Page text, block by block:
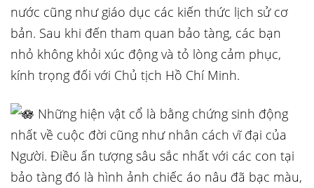
nước cũng như giáo dục các kiến thức lịch sử cơ
bản. Sau khi đến tham quan bảo tàng, các bạn
nhỏ không khỏi xúc động và tỏ lòng cảm phục,
kính trọng đối với Chủ tịch Hồ Chí Minh.
Những hiện vật cổ là bằng chứng sinh động
nhất về cuộc đời cũng như nhân cách vĩ đại của
Người. Điều ấn tượng sâu sắc nhất với các con tại
bảo tàng đó là hình ảnh chiếc áo nâu đã bạc màu,